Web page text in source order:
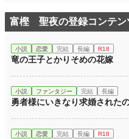
富樫 聖夜の登録コンテン
小説 恋愛 完結 長編 R18
竜の王子とかりそめの花嫁
小説 ファンタジー 完結 長編
勇者様にいきなり求婚された
小説 恋愛 完結 長編 R18